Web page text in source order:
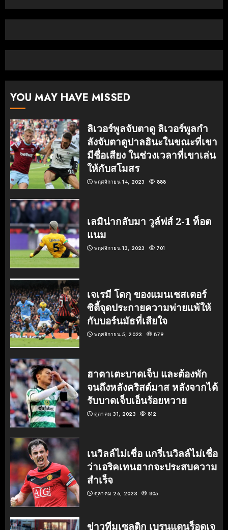
YOU MAY HAVE MISSED
ลิเวอร์พูลจับตาดู ลิเวอร์พูลกํา
ลังจับตาดูปาลฮินะในขณะที่เขา
มีชื่อเสียง ในช่วงเวลาที่เขาเล่น
ให้กับสโมสร
พฤศจิกายน 14, 2023 888
เลมิน่ากลับมา วูล์ฟส์ 2-1 ท็อต
แนม
พฤศจิกายน 13, 2023 701
เจเรมี โดกุ ของแมนเชสเตอร์
ซิตี้จุดประกายความพ่ายแพ้ให้
กับบอร์นมัธที่เสียใจ
พฤศจิกายน 5, 2023 879
ฮาตาเตะบาดเจ็บ และต้องพัก
จนถึงหลังคริสต์มาส หลังจากได้
รับบาดเจ็บเอ็นร้อยหวาย
ตุลาคม 31, 2023 812
เนวิลล์ไม่เชื่อ แกรี่เนวิลล์ไม่เชื่อ
ว่าเอริคเทนฮากจะประสบความ
สำเร็จ
ตุลาคม 26, 2023 805
ข่าวทีมเซลติก เบรนแดนร็อดเจ